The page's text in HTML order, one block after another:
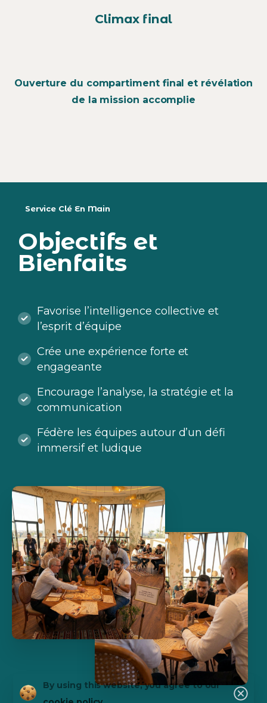
Climax final
Ouverture du compartiment final et révélation
de la mission accomplie
Service Clé En Main
Objectifs et
Bienfaits
Favorise l’intelligence collective et
l’esprit d’équipe
Crée une expérience forte et
engageante
Encourage l’analyse, la stratégie et la
communication
Fédère les équipes autour d’un défi
immersif et ludique
By using this website, you agree to our